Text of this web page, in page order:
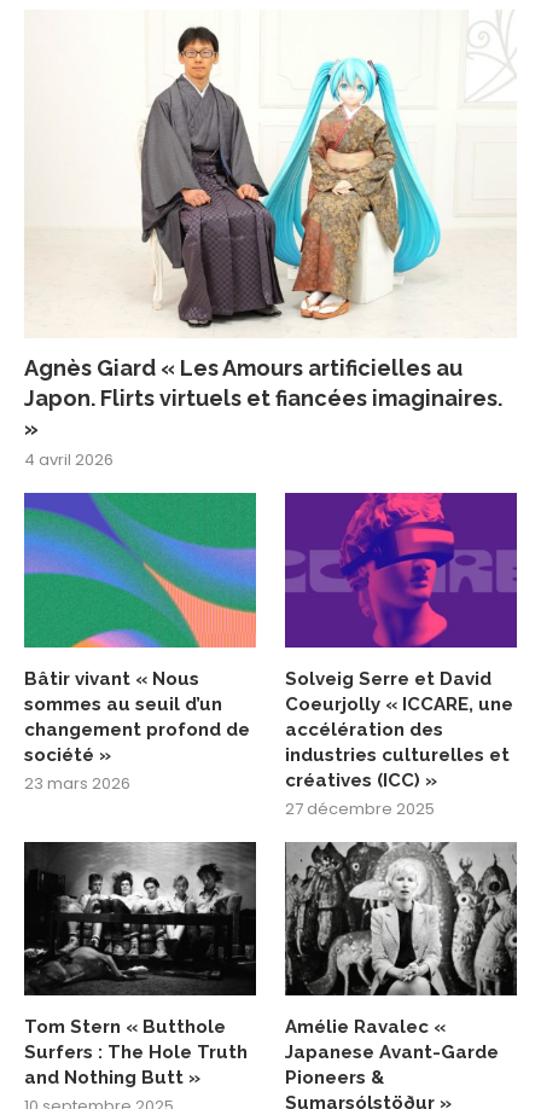
Agnès Giard « Les Amours artificielles au
Japon. Flirts virtuels et fiancées imaginaires.
»
4 avril 2026
Bâtir vivant « Nous
sommes au seuil d’un
changement profond de
société »
23 mars 2026
Solveig Serre et David
Coeurjolly « ICCARE, une
accélération des
industries culturelles et
créatives (ICC) »
27 décembre 2025
Tom Stern « Butthole
Surfers : The Hole Truth
and Nothing Butt »
Amélie Ravalec «
Japanese Avant-Garde
Pioneers &
Sumarsólstöður »